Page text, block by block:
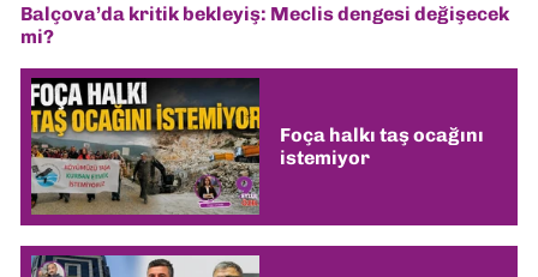
Balçova’da kritik bekleyiş: Meclis dengesi değişecek
mi?
Foça halkı taş ocağını
istemiyor